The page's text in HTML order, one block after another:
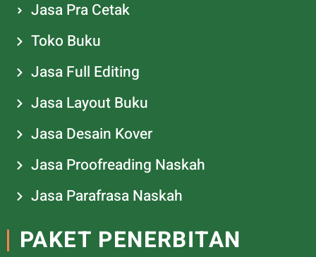
Jasa Pra Cetak
Toko Buku
Jasa Full Editing
Jasa Layout Buku
Jasa Desain Kover
Jasa Proofreading Naskah
Jasa Parafrasa Naskah
PAKET PENERBITAN